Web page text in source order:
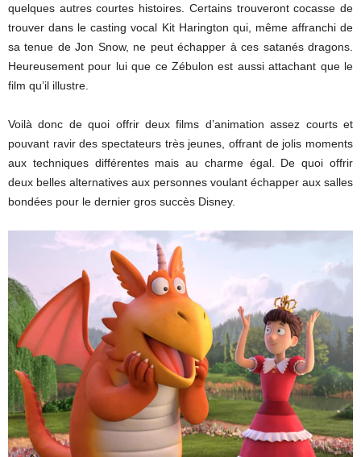
quelques autres courtes histoires. Certains trouveront cocasse de
trouver dans le casting vocal Kit Harington qui, même affranchi de
sa tenue de Jon Snow, ne peut échapper à ces satanés dragons.
Heureusement pour lui que ce Zébulon est aussi attachant que le
film qu’il illustre.
Voilà donc de quoi offrir deux films d’animation assez courts et
pouvant ravir des spectateurs très jeunes, offrant de jolis moments
aux techniques différentes mais au charme égal. De quoi offrir
deux belles alternatives aux personnes voulant échapper aux salles
bondées pour le dernier gros succès Disney.